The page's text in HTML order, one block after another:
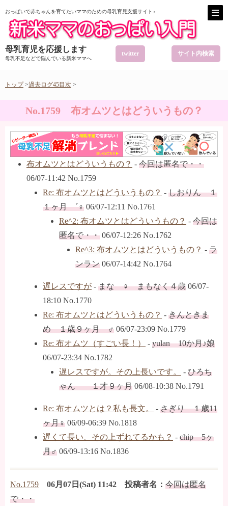
おっぱいで赤ちゃんを育てたいママのための母乳育児支援サイト♪
母乳育児を応援します
母乳不足などで悩んでいる新米ママへ
twitter サイト内検索
トップ>過去ログ45目次 >
No.1759 布オムツとはどういうもの？
布オムツとはどういうもの？ - 今回は匿名で・・
06/07-11:42 No.1759
Re: 布オムツとはどういうもの？ - しおりん １
１ヶ月 ´♀ 06/07-12:11 No.1761
Re^2: 布オムツとはどういうもの？ - 今回は
匿名で・・ 06/07-12:26 No.1762
Re^3: 布オムツとはどういうもの？ - ラ
ンラン 06/07-14:42 No.1764
遅レスですが - まな ♀ まもなく４歳 06/07-
18:10 No.1770
Re: 布オムツとはどういうもの？ - きんときま
め １歳９ヶ月 ♂ 06/07-23:09 No.1779
Re: 布オムツ（すごい長！）
- yulan 10か月♪娘
06/07-23:34 No.1782
遅レスですが。その上長いです。
- ひろち
ゃん １才９ヶ月 06/08-10:38 No.1791
Re: 布オムツとは？私も長文。 - さぎり １歳11
ヶ月♀ 06/09-06:39 No.1818
遅くて長い、その上ずれてるかも？ - chip 5ヶ
月♂ 06/09-13:16 No.1836
No.1759 06月07日(Sat) 11:42 投稿者名： 今回は匿名
で・・